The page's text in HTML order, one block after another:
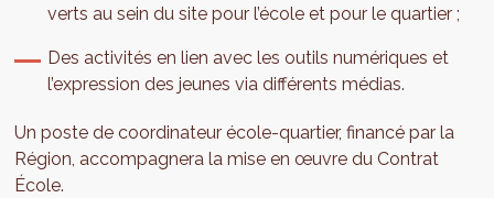
verts au sein du site pour l’école et pour le quartier ;
Des activités en lien avec les outils numériques et
l’expression des jeunes via différents médias.
Un poste de coordinateur école-quartier, financé par la
Région, accompagnera la mise en œuvre du Contrat
École.